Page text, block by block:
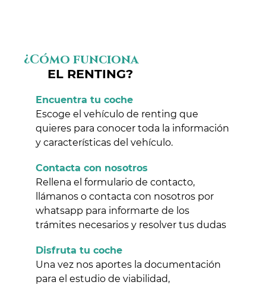
¿Cómo funciona
EL RENTING?
Encuentra tu coche
Escoge el vehículo de renting que
quieres para conocer toda la información
y características del vehículo.
Contacta con nosotros
Rellena el formulario de contacto,
llámanos o contacta con nosotros por
whatsapp para informarte de los
trámites necesarios y resolver tus dudas
Disfruta tu coche
Una vez nos aportes la documentación
para el estudio de viabilidad,